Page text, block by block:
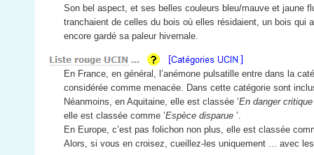
Son bel aspect, et ses belles couleurs bleu/mauve et jaune
tranchaient de celles du bois où elles résidaient, un bois qui
encore gardé sa paleur hivernale.
En France, en général, l’anémone pulsatille entre dans la
considérée comme menacée. Dans cette catégorie sont
Néanmoins, en Aquitaine, elle est classée ’En danger critique
elle est classée comme ’Espèce disparue ’.
En Europe, c’est pas folichon non plus, elle est classée
Alors, si vous en croisez, cueillez-les uniquement ... avec